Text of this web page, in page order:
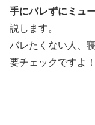
手にバレずにミュ
説します。
バレたくない人、
要チェックですよ！